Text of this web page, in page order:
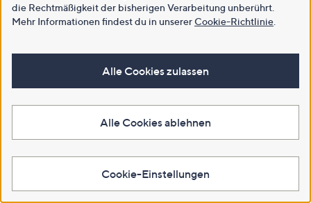
die Rechtmäßigkeit der bisherigen Verarbeitung unberührt.
Mehr Informationen findest du in unsererCookie-Richtlinie
Alle Cookies zulassen
Alle Cookies ablehnen
Cookie-Einstellungen